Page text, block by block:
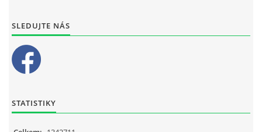
SLEDUJTE NÁS
STATISTIKY